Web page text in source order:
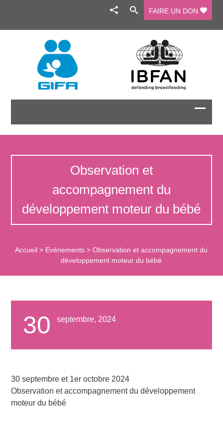
FAIRE UN DON
Observation et
accompagnement du
développement moteur du bébé
Accueil > Evènements >Observation et accompagnement du
développement moteur du bébé
30 septembre, 2024
30 septembre et 1er octobre 2024
Observation et accompagnement du développement
moteur du bébé